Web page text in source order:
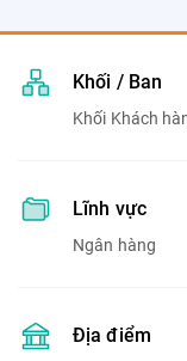
Khối / Ban
Khối Khách
Lĩnh vực
Ngân hàng
Địa điểm